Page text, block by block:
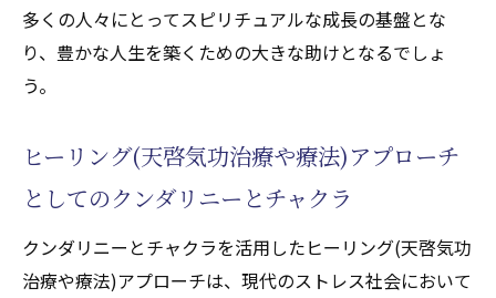
多くの人々にとってスピリチュアルな成長の基盤とな
り、豊かな人生を築くための大きな助けとなるでしょ
う。
ヒーリング(天啓気功治療や療法)アプローチ
としてのクンダリニーとチャクラ
クンダリニーとチャクラを活用したヒーリング(天啓気功
治療や療法)アプローチは、現代のストレス社会において